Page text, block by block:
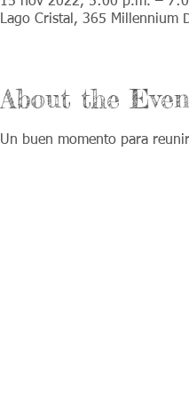
Lago Cristal, 365 Millennium
About the
Un buen momento para